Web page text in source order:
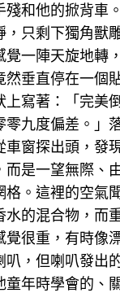
殘和他的掀背車
，只剩下獨角獸
覺一陣天旋地轉
然垂直停在一個
上寫著：「完
零九度偏差。」
車窗探出頭，發
而是一望無際、
格。這裡的空氣
水的混合物，而
覺很重，有時像
叭，但喇叭發出
童年時學會的、